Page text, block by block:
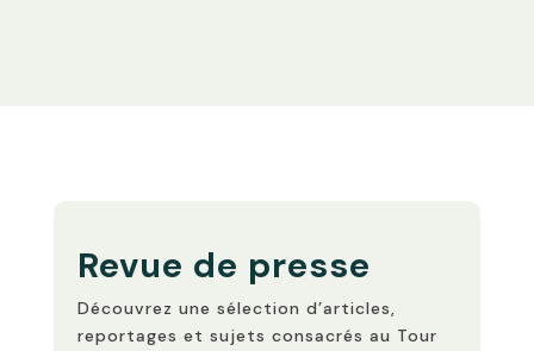
Revue de presse
Découvrez une sélection d’articles,
reportages et sujets consacrés au Tour